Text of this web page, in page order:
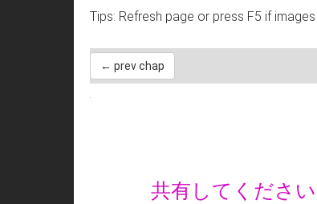
Tips: Refresh page or press F5 if
← prev chap
共有してくださ